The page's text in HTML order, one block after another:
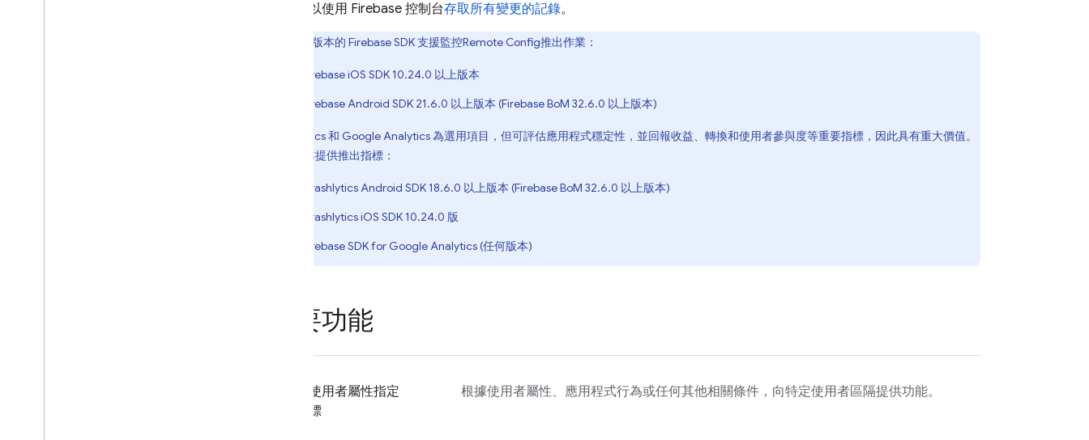
您也可以使用 Firebase 控制台存取所有變更的記錄。
下列版本的 Firebase SDK 支援監控Remote Config推出作業：
Firebase iOS SDK 10.24.0 以上版本
Firebase Android SDK 21.6.0 以上版本 (Firebase BoM 32.6.0 以上版本)
Crashlytics和 Google Analytics為選用項目，但可評估應用程式穩定性，並回報收益、轉換和使用者參與度等重要指標，因此具有重大價值。
下列版本提供推出指標：
CrashlyticsAndroid SDK 18.6.0 以上版本 (Firebase BoM 32.6.0 以上版本)
CrashlyticsiOS SDK 10.24.0 版
Firebase SDK for Google Analytics(任何版本)
主要功能
依使用者屬性指定
目標
根據使用者屬性、應用程式行為或任何其他相關條件，向特定使用者區隔提供功能。